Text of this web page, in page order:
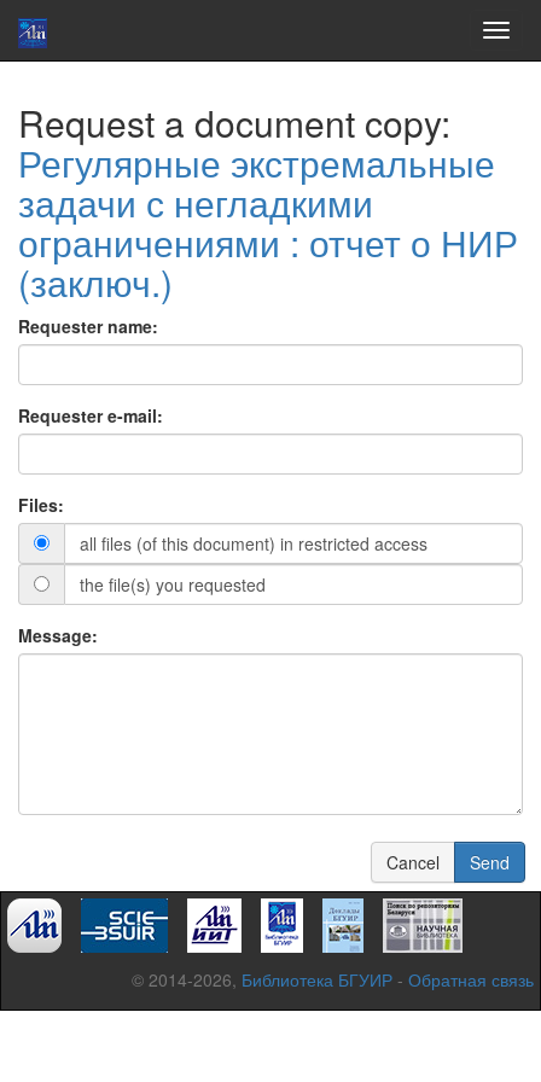
navigation
Request a document copy:
Регулярные экстремальные
задачи с негладкими
ограничениями : отчет о НИР
(заключ.)
Requester name:
Requester e-mail:
Files:
all files (of this document) in restricted access
the file(s) you requested
Message:
Cancel Send
© 2014-2026, Библиотека БГУИР - Обратная связь